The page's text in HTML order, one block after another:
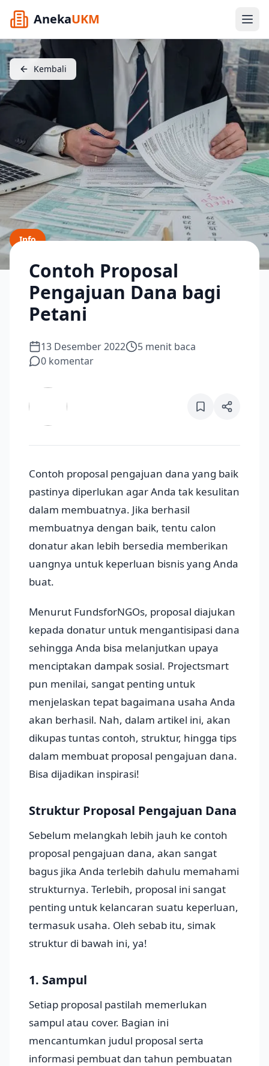
AnekaUKM
Kembali
Info
Contoh Proposal
Pengajuan Dana bagi
Petani
13 Desember 2022 5 menit baca
0 komentar
Contoh proposal pengajuan dana yang baik
pastinya diperlukan agar Anda tak kesulitan
dalam membuatnya. Jika berhasil
membuatnya dengan baik, tentu calon
donatur akan lebih bersedia memberikan
uangnya untuk keperluan bisnis yang Anda
buat.
Menurut FundsforNGOs, proposal diajukan
kepada donatur untuk mengantisipasi dana
sehingga Anda bisa melanjutkan upaya
menciptakan dampak sosial. Projectsmart
pun menilai, sangat penting untuk
menjelaskan tepat bagaimana usaha Anda
akan berhasil. Nah, dalam artikel ini, akan
dikupas tuntas contoh, struktur, hingga tips
dalam membuat proposal pengajuan dana.
Bisa dijadikan inspirasi!
Struktur Proposal Pengajuan Dana
Sebelum melangkah lebih jauh ke contoh
proposal pengajuan dana, akan sangat
bagus jika Anda terlebih dahulu memahami
strukturnya. Terlebih, proposal ini sangat
penting untuk kelancaran suatu keperluan,
termasuk usaha. Oleh sebab itu, simak
struktur di bawah ini, ya!
1. Sampul
Setiap proposal pastilah memerlukan
sampul atau cover. Bagian ini
mencantumkan judul proposal serta
informasi pembuat dan tahun pembuatan